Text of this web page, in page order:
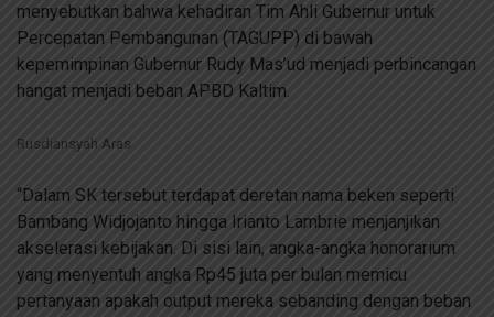
menyebutkan bahwa kehadiran Tim Ahli Gubernur untuk
Percepatan Pembangunan (TAGUPP) di bawah
kepemimpinan Gubernur Rudy Mas’ud menjadi perbincangan
hangat menjadi beban APBD Kaltim.
Rusdiansyah Aras
“Dalam SK tersebut terdapat deretan nama beken seperti
Bambang Widjojanto hingga Irianto Lambrie menjanjikan
akselerasi kebijakan. Di sisi lain, angka-angka honorarium
yang menyentuh angka Rp45 juta per bulan memicu
pertanyaan apakah output mereka sebanding dengan beban